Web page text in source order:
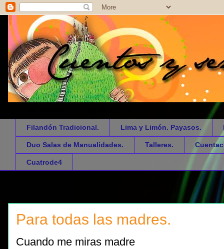
Filandón Tradicional. Lima y Limón. Payasos.
Duo Salas de Manualidades. Talleres.
Cuatrode4
Para todas las madres.
Cuando me miras madre